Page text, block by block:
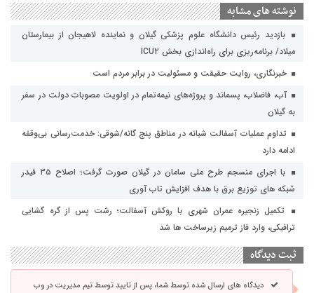
نوشته های مشابه
بازدید رئیس دانشگاه علوم پزشکی گیلان و نماینده لاهیجان از بیمارستان
میلاد/ برنامه‌ریزی برای راه‌اندازی بخش ICU۲
خبرنگاری، روایت حقیقت و مسئولیت‌ در برابر مردم است
آب، فاضلاب، پسماند و پروژه‌های نیمه‌تمام در اولویت مصوبات دولت در سفر
به گیلان
تداوم عملیات آسفالت‌ شبانه در مناطق پنج گانه/شوقی: خدمت‌رسانی بی‌وقفه
ادامه دارد
با اجرای منسجم طرح ملی سامان در گیلان صورت گرفت؛ اصلاح ۳۵ فیدر
شبکه های توزیع برق با هدف افزایش تاب آوری
تکمیل زنجیره عمران شهری با روکش آسفالت؛ رشت پس از گره گشایی
ترافیکی، وارد فاز ترمیم زیرساخت ها شد
ثبت دیدگاه
دیدگاه های ارسال شده توسط شما، پس از تایید توسط تیم مدیریت در وب